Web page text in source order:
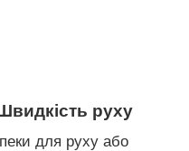
руху
для руху або